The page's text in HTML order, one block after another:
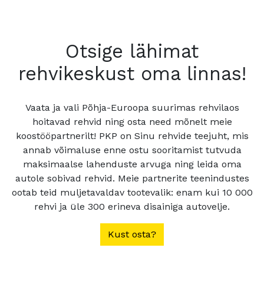
Otsige lähimat
rehvikeskust oma linnas!
Vaata ja vali Põhja-Euroopa suurimas rehvilaos
hoitavad rehvid ning osta need mõnelt meie
koostööpartnerilt! PKP on Sinu rehvide teejuht, mis
annab võimaluse enne ostu sooritamist tutvuda
maksimaalse lahenduste arvuga ning leida oma
autole sobivad rehvid. Meie partnerite teenindustes
ootab teid muljetavaldav tootevalik: enam kui 10 000
rehvi ja üle 300 erineva disainiga autovelje.
Kust osta?